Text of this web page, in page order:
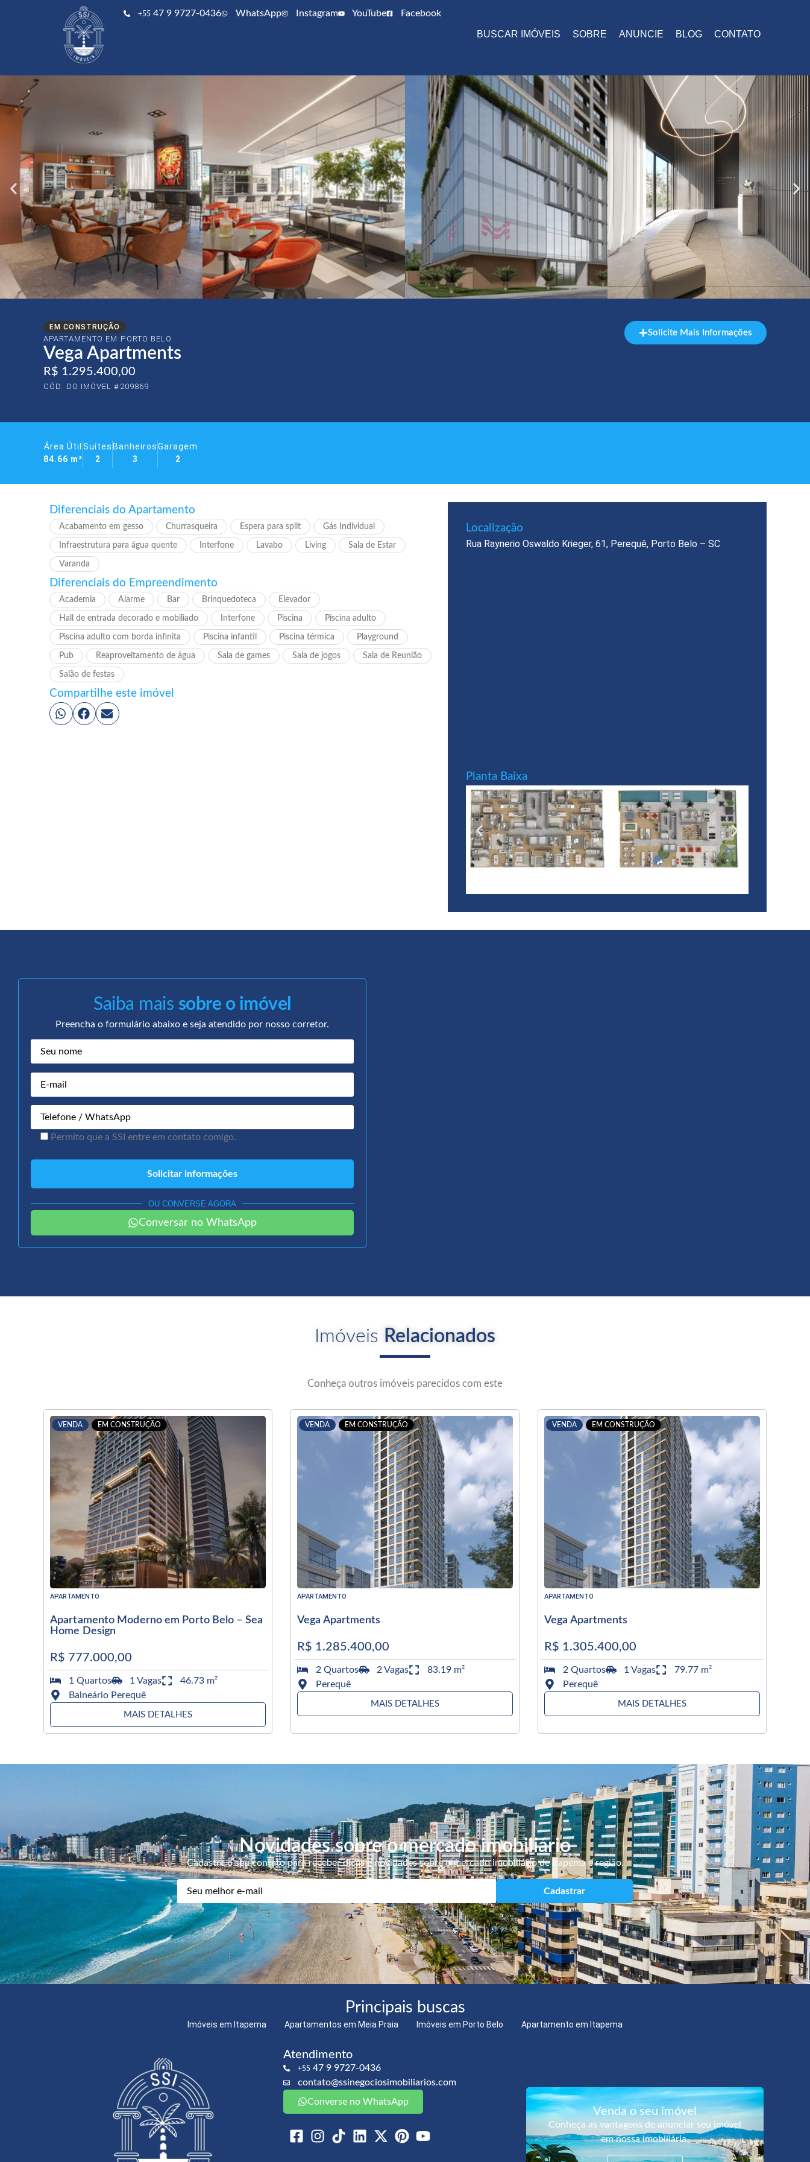
+55 47 9 9727-0436 WhatsApp Instagram YouTube Facebook
BUSCAR IMÓVEIS SOBRE ANUNCIE BLOG CONTATO
EM CONSTRUÇÃO
APARTAMENTO EM PORTO BELO
Vega Apartments
R$ 1.295.400,00
CÓD. DO IMÓVEL #209869
Solicite Mais Informações
Área Útil
84.66 m²
Suítes
2
Banheiros
3
Garagem
2
Diferenciais do Apartamento
Acabamento em gesso Churrasqueira Espera para split Gás Individual
Infraestrutura para água quente Interfone Lavabo Living Sala de Estar
Varanda
Diferenciais do Empreendimento
Academia Alarme Bar Brinquedoteca Elevador
Hall de entrada decorado e mobiliado Interfone Piscina Piscina adulto
Piscina adulto com borda infinita Piscina infantil Piscina térmica Playground
Pub Reaproveitamento de água Sala de games Sala de jogos Sala de Reunião
Salão de festas
Compartilhe este imóvel
Localização​
Rua Raynerio Oswaldo Krieger, 61, Perequê, Porto Belo – SC
Planta Baixa
Saiba mais sobre o imóvel
Preencha o formulário abaixo e seja atendido por nosso corretor.
Permito que a SSI entre em contato comigo.
OU CONVERSE AGORA
Conversar no WhatsApp
Imóveis Relacionados
Conheça outros imóveis parecidos com este
APARTAMENTO
Apartamento Moderno em Porto Belo – Sea
Home Design
R$ 777.000,00
1 Quartos 1 Vagas
46.73 m²
Balneário Perequê
MAIS DETALHES
VENDA EM CONSTRUÇÃO
APARTAMENTO
Vega Apartments
R$ 1.285.400,00
2 Quartos 2 Vagas
83.19 m²
Perequê
MAIS DETALHES
VENDA EM CONSTRUÇÃO
APARTAMENTO
Vega Apartments
R$ 1.305.400,00
2 Quartos 1 Vagas
79.77 m²
Perequê
MAIS DETALHES
VENDA EM CONSTRUÇÃO
Novidades sobre o mercado imobiliário
Cadastre o seu contato para receber dicas e novidades sobre o mercado imobiliário de Itapema e região.
Principais buscas
Imóveis em Itapema Apartamentos em Meia Praia Imóveis em Porto Belo Apartamento em Itapema
Atendimento
+5547 9 9727-0436
contato@ssinegociosimobiliarios.com
Converse no WhatsApp
Venda o seu imóvel
Conheça as vantagens de anunciar seu imóvel
em nossa imobiliária.